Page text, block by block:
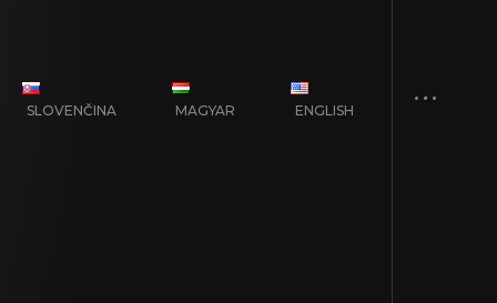
SLOVENČINA MAGYAR ENGLISH